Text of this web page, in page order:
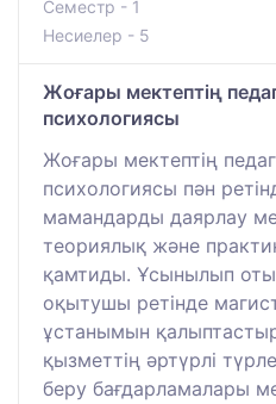
Семестр - 1
Несиелер - 5
Жоғары мектептің
психологиясы
Жоғары мектептің
психологиясы пән
мамандарды даярлау
теориялық және
қамтиды. Ұсынылып
оқытушы ретінде
ұстанымын
қызметтің әртүрлі
беру бағдарламалары